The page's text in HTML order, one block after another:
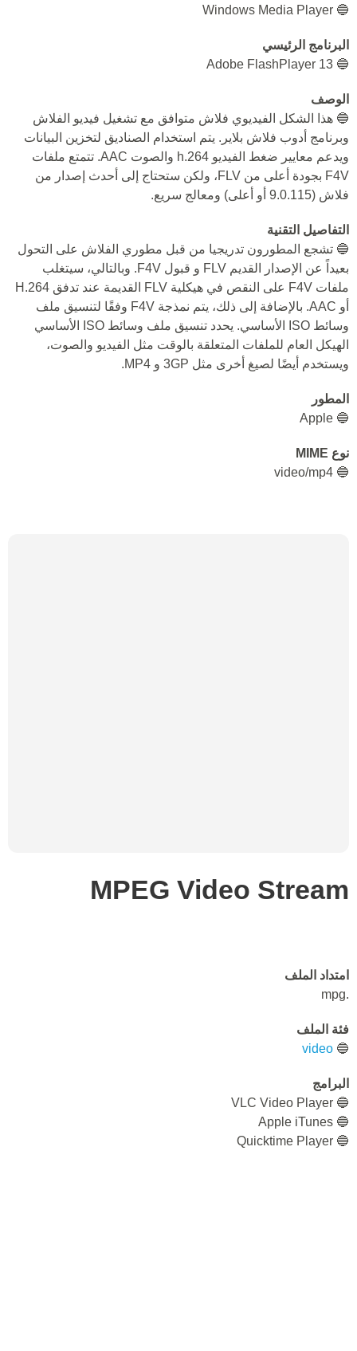
🔵 Windows Media Player
البرنامج الرئيسي
🔵 Adobe FlashPlayer 13
الوصف
🔵 هذا الشكل الفيديوي فلاش متوافق مع تشغيل فيديو الفلاش
وبرنامج أدوب فلاش بلاير. يتم استخدام الصناديق لتخزين البيانات
ويدعم معايير ضغط الفيديو h.264 والصوت AAC. تتمتع ملفات
F4V بجودة أعلى من FLV، ولكن ستحتاج إلى أحدث إصدار من
فلاش (9.0.115 أو أعلى) ومعالج سريع.
التفاصيل التقنية
🔵 تشجع المطورون تدريجيا من قبل مطوري الفلاش على التحول
بعيداً عن الإصدار القديم FLV و قبول F4V. وبالتالي، سيتغلب
ملفات F4V على النقص في هيكلية FLV القديمة عند تدفق H.264
أو AAC. بالإضافة إلى ذلك، يتم نمذجة F4V وفقًا لتنسيق ملف
وسائط ISO الأساسي. يحدد تنسيق ملف وسائط ISO الأساسي
الهيكل العام للملفات المتعلقة بالوقت مثل الفيديو والصوت،
ويستخدم أيضًا لصيغ أخرى مثل 3GP و MP4.
المطور
🔵 Apple
نوع MIME
🔵 video/mp4
MPEG Video Stream
امتداد الملف
.mpg
فئة الملف
🔵
video
البرامج
🔵 VLC Video Player
🔵 Apple iTunes
🔵 Quicktime Player